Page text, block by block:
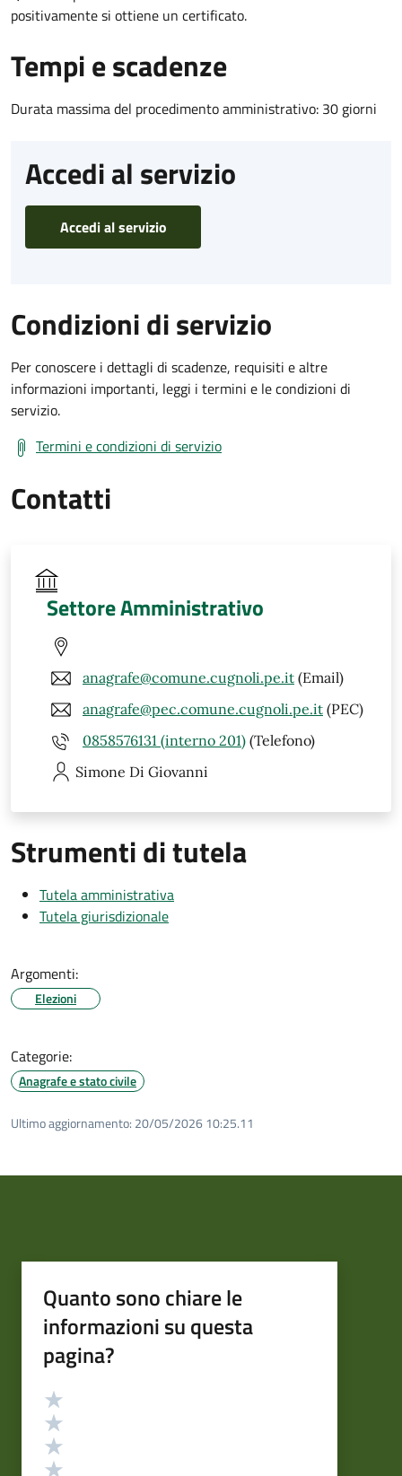
positivamente si ottiene un certificato.
Tempi e scadenze
Durata massima del procedimento amministrativo: 30 giorni
Accedi al servizio
Accedi al servizio
Condizioni di servizio
Per conoscere i dettagli di scadenze, requisiti e altre
informazioni importanti, leggi i termini e le condizioni di
servizio.
Termini e condizioni di servizio
Contatti
Settore Amministrativo
anagrafe@comune.cugnoli.pe.it (Email)
anagrafe@pec.comune.cugnoli.pe.it (PEC)
0858576131 (interno 201) (Telefono)
Simone Di Giovanni
Strumenti di tutela
Tutela amministrativa
Tutela giurisdizionale
Argomenti:
Elezioni
Categorie:
Anagrafe e stato civile
Ultimo aggiornamento: 20/05/2026 10:25.11
Quanto sono chiare le
informazioni su questa
pagina?
Valutazione